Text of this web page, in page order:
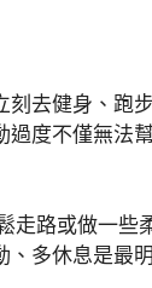
去健身、跑
度不僅無法
走路或做一些
多休息是最